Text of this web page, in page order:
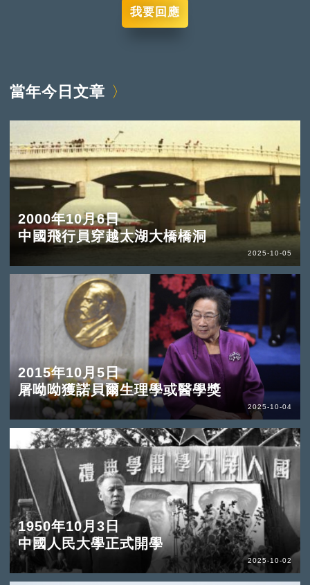
我要回應
當年今日文章
2000年10月6日
中國飛行員穿越太湖大橋橋洞
2025-10-05
2015年10月5日
屠呦呦獲諾貝爾生理學或醫學獎
2025-10-04
1950年10月3日
中國人民大學正式開學
2025-10-02